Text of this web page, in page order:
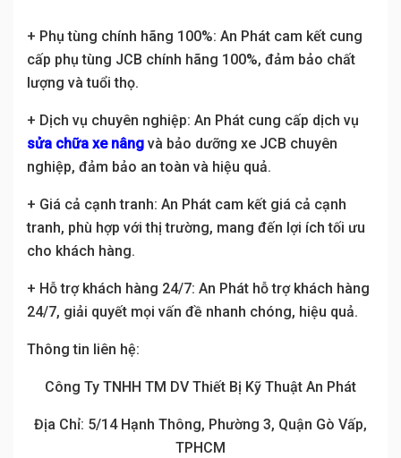
+ Phụ tùng chính hãng 100%: An Phát cam kết cung
cấp phụ tùng JCB chính hãng 100%, đảm bảo chất
lượng và tuổi thọ.
+ Dịch vụ chuyên nghiệp: An Phát cung cấp dịch vụ
sửa chữa xe nâng và bảo dưỡng xe JCB chuyên
nghiệp, đảm bảo an toàn và hiệu quả.
+ Giá cả cạnh tranh: An Phát cam kết giá cả cạnh
tranh, phù hợp với thị trường, mang đến lợi ích tối ưu
cho khách hàng.
+ Hỗ trợ khách hàng 24/7: An Phát hỗ trợ khách hàng
24/7, giải quyết mọi vấn đề nhanh chóng, hiệu quả.
Thông tin liên hệ:
Công Ty TNHH TM DV Thiết Bị Kỹ Thuật An Phát
Địa Chỉ: 5/14 Hạnh Thông, Phường 3, Quận Gò Vấp,
TPHCM